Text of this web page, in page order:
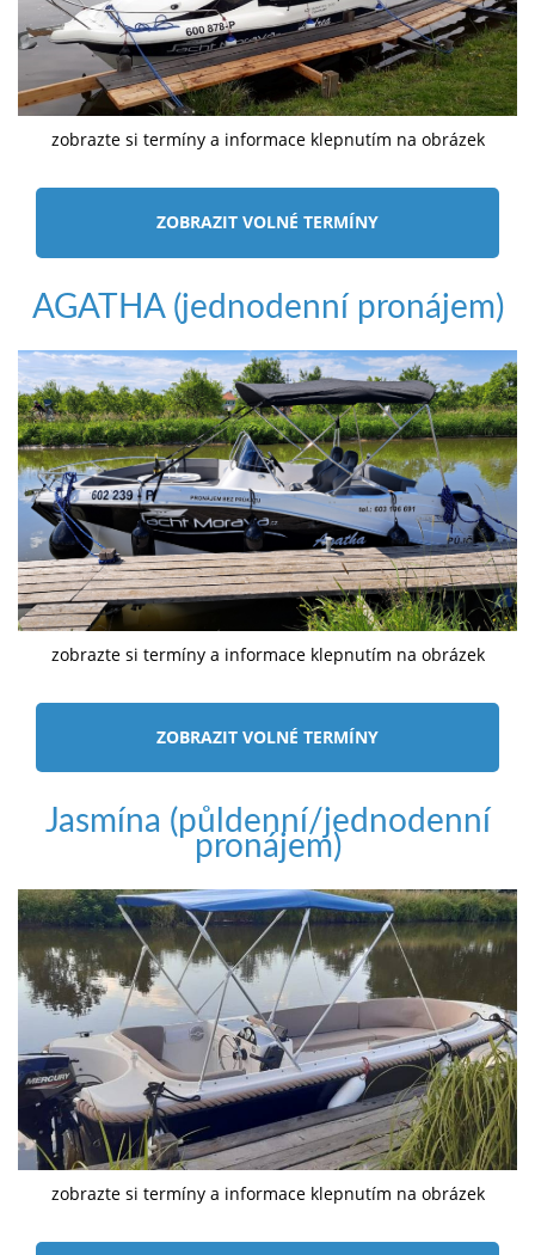
zobrazte si termíny a informace klepnutím na obrázek
ZOBRAZIT VOLNÉ TERMÍNY
AGATHA (jednodenní pronájem)
zobrazte si termíny a informace klepnutím na obrázek
ZOBRAZIT VOLNÉ TERMÍNY
Jasmína (půldenní/jednodenní
pronájem)
zobrazte si termíny a informace klepnutím na obrázek